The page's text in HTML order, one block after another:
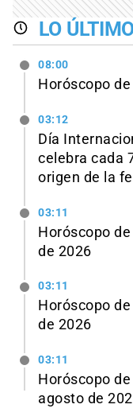
LO
08:00
Horóscopo
03:12
Día
celebra cada
origen de la
03:11
Horóscopo
de 2026
03:11
Horóscopo
de 2026
03:11
Horóscopo
agosto de